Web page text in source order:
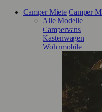
Camper Miete Camper
Alle Modelle
Campervans
Kastenwagen
Wohnmobile